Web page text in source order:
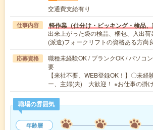
交通費支給有り
仕事内容 軽作業（仕分け・ピッキング・検品
出来上がった袋の検品、梱包、入出荷
(派遣)フォークリフトの資格ある方尚
応募資格
職種未経験OK / ブランクOK / パソコ
要
【来社不要、WEB登録OK！】〇未経
ー、主婦(夫) 大歓迎！ ※お仕事の掛
職場の雰囲気
年齢層